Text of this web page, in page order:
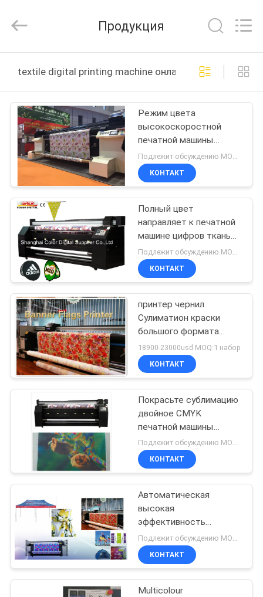
СТРАНИЦА
ПРОДУКЦИЯ
РОЛИКИ
КОМПАНИИ
НАША
ФАБРИКА
КОНТРОЛЬ
КАЧЕСТВА
КОНТАКТНЫЕ
ДАННЫЕ
НОВОСТИ
СЛУЧАИ
COMPANY
NEWS
КАРТА
Supplier
Rights
Продукция
textile digital printing machine онлайн производство
Режим цвета
высокоскоростной
печатной машины
двойной КМИК цифров
ткани
Подлежит обсуждению MOQ:1 комплект
КОНТАКТ
Полный цвет
направляет к печатной
машине цифров тканья
ткани с головкой Epson
Dx7
КОНТАКТ
принтер чернил
Сулиматион краски
большого формата
печатной машины
цифров ткани 1800ДПИ
18900-23000usd MOQ:1 набор
КОНТАКТ
Покрасьте сублимацию
двойное CMYK
печатной машины
цифров тканья
Подлежит обсуждению MOQ:1 комплект
КОНТАКТ
Автоматическая
высокая
эффективность
печатной машины
знамени печатной
машины цифров ткани
Подлежит обсуждению MOQ:1 комплект
КОНТАКТ
Multicolour